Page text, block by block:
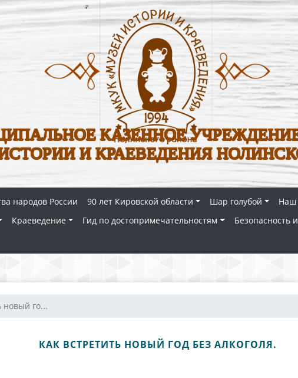
КАЗЕННОЕ
И КРАЕВЕДЕНИЯ
народов России 90 лет Кировской области Шар голубой Наш
Краеведение Гид по достопримечательностям Безопасность
новый го...
КАК ВСТРЕТИТЬ НОВЫЙ ГОД БЕЗ АЛКОГОЛЯ.